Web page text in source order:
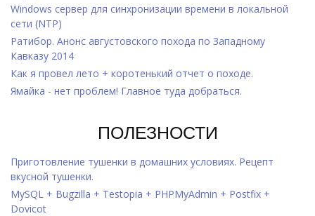
Windows cервер для синхронизации времени в локальной
сети (NTP)
Ратибор. Анонс августовского похода по Западному
Кавказу 2014
Как я провел лето + коротенький отчет о походе.
Ямайка - нет проблем! Главное туда добраться.
ПОЛЕЗНОСТИ
Приготовление тушенки в домашних условиях. Рецепт
вкусной тушенки.
MySQL + Bugzilla + Testopia + PHPMyAdmin + Postfix +
Dovicot